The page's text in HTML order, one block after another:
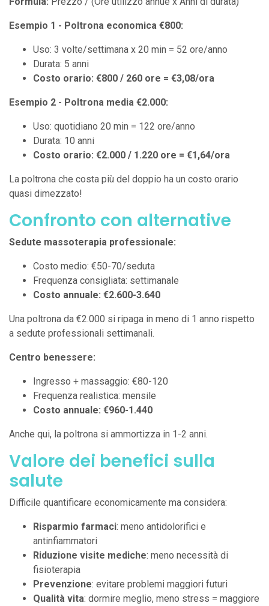
Esempio 1 - Poltrona economica €800:
Uso: 3 volte/settimana x 20 min = 52 ore/anno
Durata: 5 anni
Costo orario: €800 / 260 ore = €3,08/ora
Esempio 2 - Poltrona media €2.000:
Uso: quotidiano 20 min = 122 ore/anno
Durata: 10 anni
Costo orario: €2.000 / 1.220 ore = €1,64/ora
La poltrona che costa più del doppio ha un costo orario
quasi dimezzato!
Confronto con alternative
Sedute massoterapia professionale:
Costo medio: €50-70/seduta
Frequenza consigliata: settimanale
Costo annuale: €2.600-3.640
Una poltrona da €2.000 si ripaga in meno di 1 anno rispetto
a sedute professionali settimanali.
Centro benessere:
Ingresso + massaggio: €80-120
Frequenza realistica: mensile
Costo annuale: €960-1.440
Anche qui, la poltrona si ammortizza in 1-2 anni.
Valore dei benefici sulla
salute
Difficile quantificare economicamente ma considera:
Risparmio farmaci: meno antidolorifici e
antinfiammatori
Riduzione visite mediche: meno necessità di
fisioterapia
Prevenzione: evitare problemi maggiori futuri
Qualità vita: dormire meglio, meno stress = maggiore